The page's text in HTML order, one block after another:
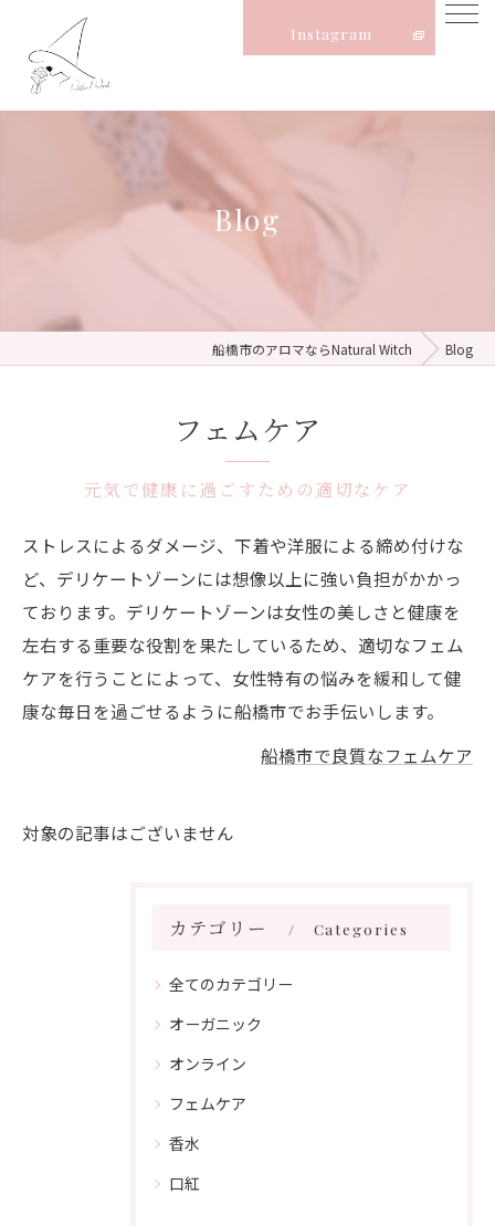
Instagram
Blog
船橋市のアロマならNatural Witch Blog
フェムケア
元気で健康に過ごすための適切なケア
ストレスによるダメージ、下着や洋服による締め付けな
ど、デリケートゾーンには想像以上に強い負担がかかっ
ております。デリケートゾーンは女性の美しさと健康を
左右する重要な役割を果たしているため、適切なフェム
ケアを行うことによって、女性特有の悩みを緩和して健
康な毎日を過ごせるように船橋市でお手伝いします。
船橋市で良質なフェムケア
対象の記事はございません
カテゴリー Categories
全てのカテゴリー
オーガニック
オンライン
フェムケア
香水
口紅